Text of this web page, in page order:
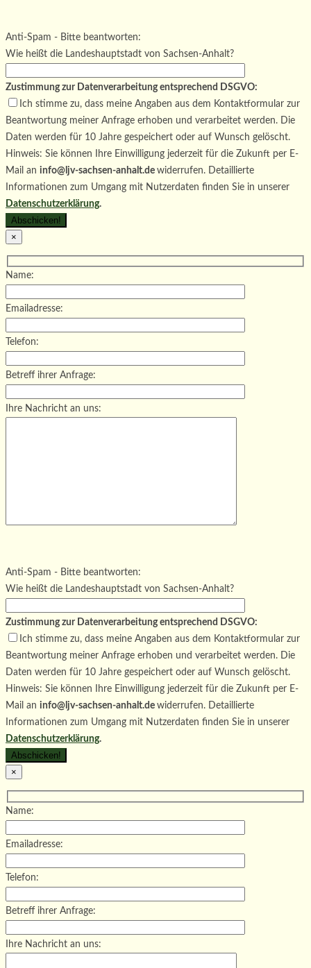
Bitte lasse dieses Feld leer.
Anti-Spam - Bitte beantworten:
Wie heißt die Landeshauptstadt von Sachsen-Anhalt?
Zustimmung zur Datenverarbeitung entsprechend DSGVO:
Ich stimme zu, dass meine Angaben aus dem Kontaktformular zur
Beantwortung meiner Anfrage erhoben und verarbeitet werden. Die
Daten werden für 10 Jahre gespeichert oder auf Wunsch gelöscht.
Hinweis: Sie können Ihre Einwilligung jederzeit für die Zukunft per E-
Mail an info@ljv-sachsen-anhalt.de widerrufen. Detaillierte
Informationen zum Umgang mit Nutzerdaten finden Sie in unserer
Datenschutzerklärung.
×
Name:
Emailadresse:
Telefon:
Betreff ihrer Anfrage:
Ihre Nachricht an uns:
Bitte lasse dieses Feld leer.
Anti-Spam - Bitte beantworten:
Wie heißt die Landeshauptstadt von Sachsen-Anhalt?
Zustimmung zur Datenverarbeitung entsprechend DSGVO:
Ich stimme zu, dass meine Angaben aus dem Kontaktformular zur
Beantwortung meiner Anfrage erhoben und verarbeitet werden. Die
Daten werden für 10 Jahre gespeichert oder auf Wunsch gelöscht.
Hinweis: Sie können Ihre Einwilligung jederzeit für die Zukunft per E-
Mail an info@ljv-sachsen-anhalt.de widerrufen. Detaillierte
Informationen zum Umgang mit Nutzerdaten finden Sie in unserer
Datenschutzerklärung.
×
Name:
Emailadresse:
Telefon:
Betreff ihrer Anfrage:
Ihre Nachricht an uns: